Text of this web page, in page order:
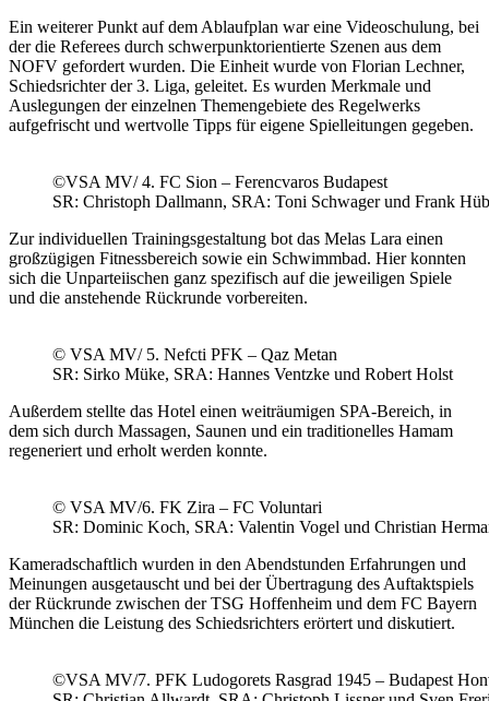
Ein weiterer Punkt auf dem Ablaufplan war eine Videoschulung, bei
der die Referees durch schwerpunktorientierte Szenen aus dem
NOFV gefordert wurden. Die Einheit wurde von Florian Lechner,
Schiedsrichter der 3. Liga, geleitet. Es wurden Merkmale und
Auslegungen der einzelnen Themengebiete des Regelwerks
aufgefrischt und wertvolle Tipps für eigene Spielleitungen gegeben.
©VSA MV/ 4. FC Sion – Ferencvaros Budapest
SR: Christoph Dallmann, SRA: Toni Schwager und Frank
Zur individuellen Trainingsgestaltung bot das Melas Lara einen
großzügigen Fitnessbereich sowie ein Schwimmbad. Hier konnten
sich die Unparteiischen ganz spezifisch auf die jeweiligen Spiele
und die anstehende Rückrunde vorbereiten.
© VSA MV/ 5. Nefcti PFK – Qaz Metan
SR: Sirko Müke, SRA: Hannes Ventzke und Robert Holst
Außerdem stellte das Hotel einen weiträumigen SPA-Bereich, in
dem sich durch Massagen, Saunen und ein traditionelles Hamam
regeneriert und erholt werden konnte.
© VSA MV/6. FK Zira – FC Voluntari
SR: Dominic Koch, SRA: Valentin Vogel und Christian
Kameradschaftlich wurden in den Abendstunden Erfahrungen und
Meinungen ausgetauscht und bei der Übertragung des Auftaktspiels
der Rückrunde zwischen der TSG Hoffenheim und dem FC Bayern
München die Leistung des Schiedsrichters erörtert und diskutiert.
©VSA MV/7. PFK Ludogorets Rasgrad 1945 – Budapest